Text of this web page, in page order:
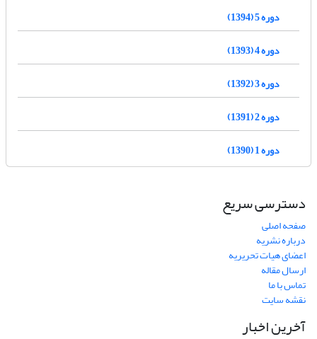
دوره 5 (1394)
دوره 4 (1393)
دوره 3 (1392)
دوره 2 (1391)
دوره 1 (1390)
دسترسی سریع
صفحه اصلی
درباره نشریه
اعضای هیات تحریریه
ارسال مقاله
تماس با ما
نقشه سایت
آخرین اخبار